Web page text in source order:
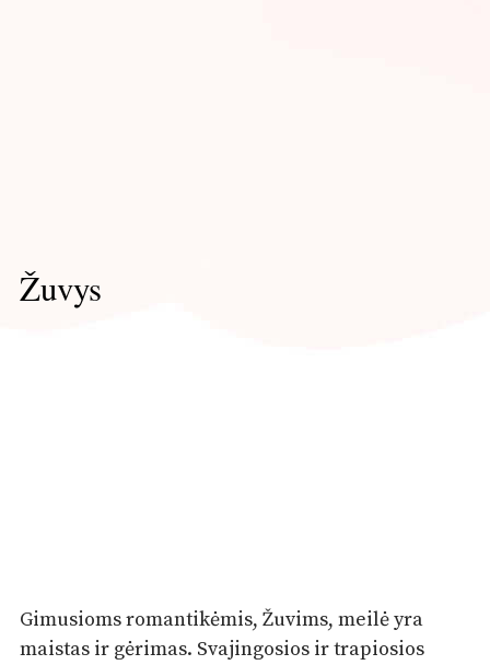
Žuvys
Gimusioms romantikėmis, Žuvims, meilė yra
maistas ir gėrimas. Svajingosios ir trapiosios